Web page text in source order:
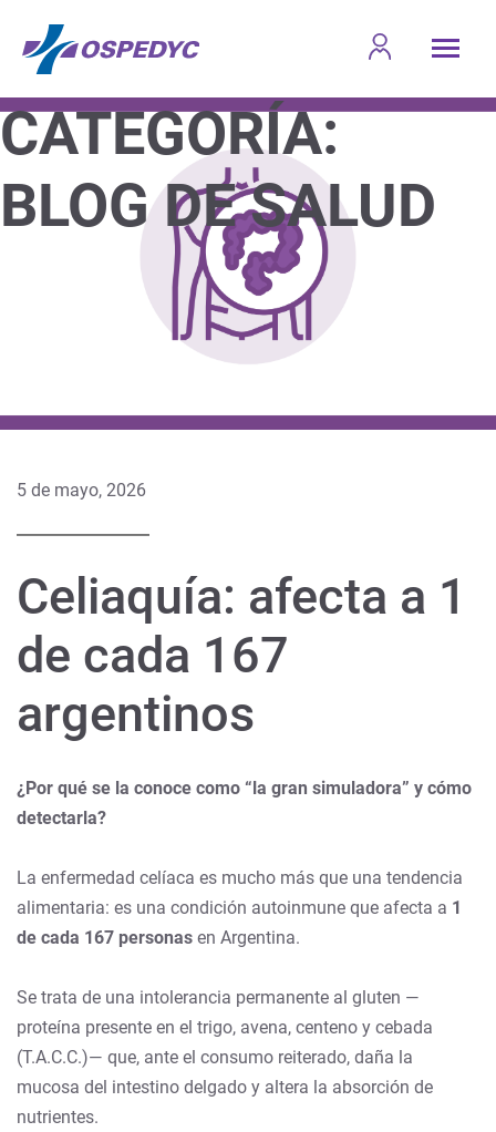
CATEGORÍA:
BLOG DE SALUD
5 de mayo, 2026
Celiaquía: afecta a 1
de cada 167
argentinos
¿Por qué se la conoce como “la gran simuladora” y cómo
detectarla?
La enfermedad celíaca es mucho más que una tendencia
alimentaria: es una condición autoinmune que afecta a 1
de cada 167 personas en Argentina.
Se trata de una intolerancia permanente al gluten —
proteína presente en el trigo, avena, centeno y cebada
(T.A.C.C.)— que, ante el consumo reiterado, daña la
mucosa del intestino delgado y altera la absorción de
nutrientes.